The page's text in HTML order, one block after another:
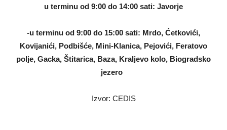
u terminu od 9:00 do 14:00 sati: Javorje
-u terminu od 9:00 do 15:00 sati: Mrdo, Ćetkovići,
Kovijanići, Podbišće, Mini-Klanica, Pejovići, Feratovo
polje, Gacka, Štitarica, Baza, Kraljevo kolo, Biogradsko
jezero
Izvor: CEDIS